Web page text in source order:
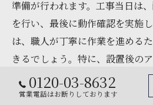
準備が行われます。工事当日は
を行い、最後に動作確認を実施
は、職人が丁寧に作業を進める
きるでしょう。特に、設置後の
されていますので、末永く快適
0120-03-8632
営業電話はお断りしております